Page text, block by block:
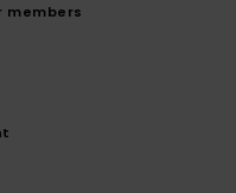
members